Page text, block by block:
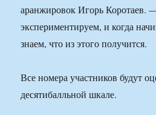
аранжировок Игорь
экспериментируем, и когда
знаем, что из этого получится.
Все номера участников будут
десятибалльной шкале.